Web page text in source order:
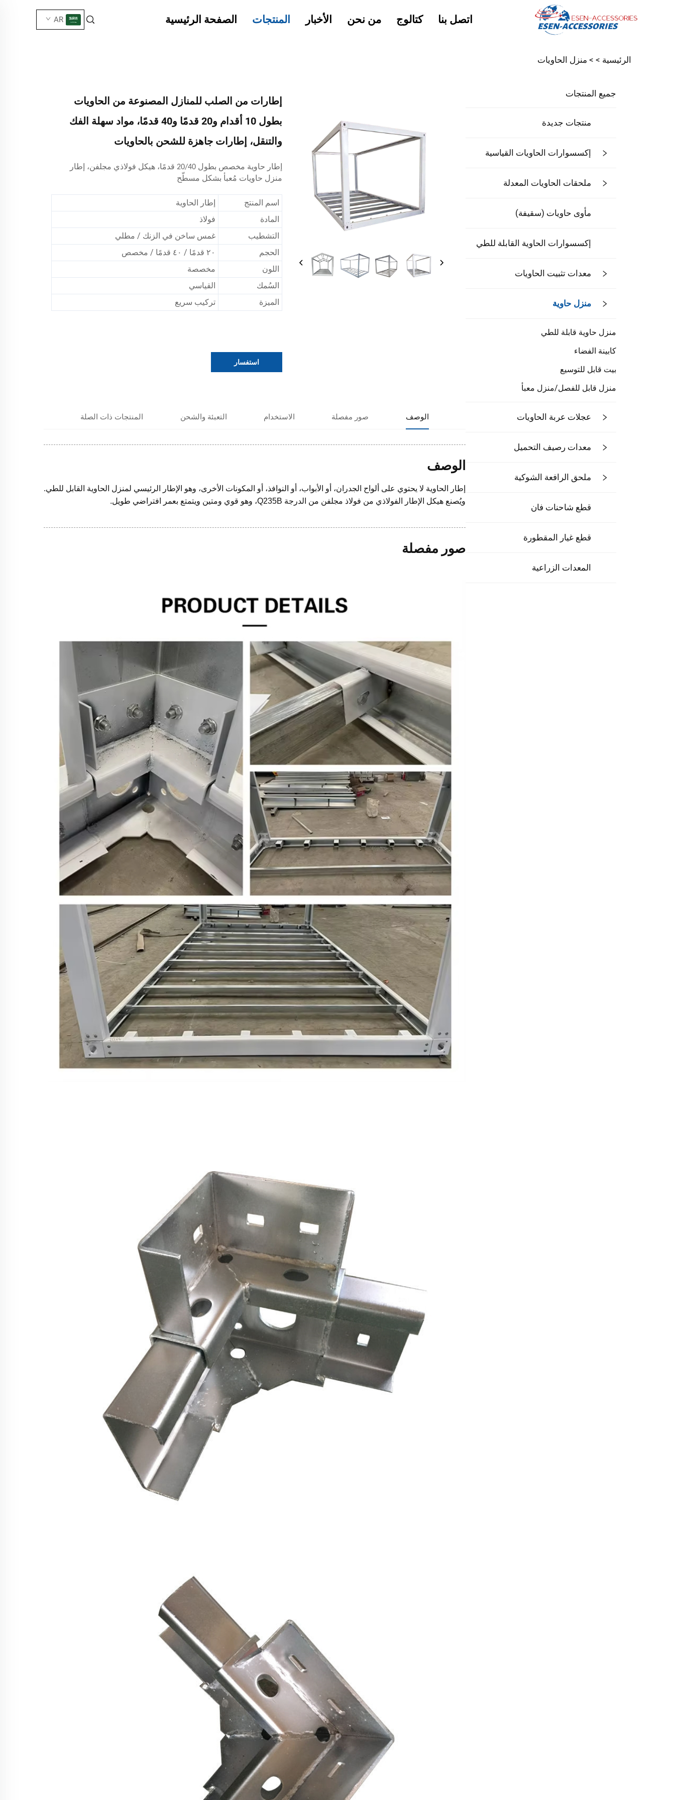
الصفحة الرئيسية المنتجات الأخبار من نحن كتالوج اتصل بنا AR
الرئيسية > > منزل الحاويات
جميع المنتجات
منتجات جديدة
إكسسوارات الحاويات القياسية
ملحقات الحاويات المعدلة
مأوى حاويات (سقيفة)
إكسسوارات الحاوية القابلة للطي
معدات تثبيت الحاويات
منزل حاوية
منزل حاوية قابلة للطي
كابينة الفضاء
بيت قابل للتوسيع
منزل قابل للفصل/منزل معبأ
عجلات عربة الحاويات
معدات رصيف التحميل
ملحق الرافعة الشوكية
قطع شاحنات فان
قطع غيار المقطورة
المعدات الزراعية
إطارات من الصلب للمنازل المصنوعة من الحاويات
بطول 10 أقدام و20 قدمًا و40 قدمًا، مواد سهلة الفك
والتنقل، إطارات جاهزة للشحن بالحاويات
إطار حاوية مخصص بطول 20/40 قدمًا، هيكل فولاذي مجلفن، إطار
منزل حاويات مُعبأ بشكل مسطّح
اسم المنتج
إطار الحاوية
المادة
فولاذ
التشطيب
غمس ساخن في الزنك / مطلي
الحجم
٢٠ قدمًا / ٤٠ قدمًا / مخصص
اللون
مخصصة
السُمك
القياسي
الميزة
تركيب سريع
استفسار
الوصف صور مفصلة الاستخدام التعبئة والشحن المنتجات ذات الصلة
الوصف
إطار الحاوية لا يحتوي على ألواح الجدران، أو الأبواب، أو النوافذ، أو المكونات الأخرى، وهو الإطار الرئيسي لمنزل الحاوية القابل للطي.
ويُصنع هيكل الإطار الفولاذي من فولاذ مجلفن من الدرجة Q235B، وهو قوي ومتين ويتمتع بعمر افتراضي طويل.
صور مفصلة